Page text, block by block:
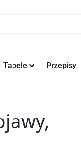
Tabele Przepisy